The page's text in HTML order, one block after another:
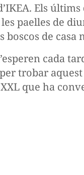
Els últims
paelles de
de casa
cada
trobar
que ha